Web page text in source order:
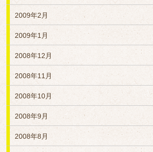
2009年2月
2009年1月
2008年12月
2008年11月
2008年10月
2008年9月
2008年8月